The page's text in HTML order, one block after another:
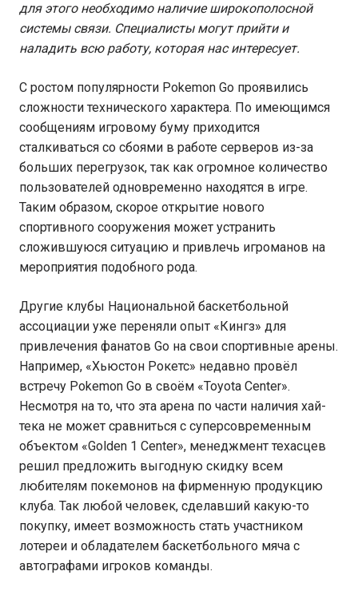
для этого необходимо наличие широкополосной
системы связи. Специалисты могут прийти и
наладить всю работу, которая нас интересует.
С ростом популярности Pokemon Go проявились
сложности технического характера. По имеющимся
сообщениям игровому буму приходится
сталкиваться со сбоями в работе серверов из-за
больших перегрузок, так как огромное количество
пользователей одновременно находятся в игре.
Таким образом, скорое открытие нового
спортивного сооружения может устранить
сложившуюся ситуацию и привлечь игроманов на
мероприятия подобного рода.
Другие клубы Национальной баскетбольной
ассоциации уже переняли опыт «Кингз» для
привлечения фанатов Go на свои спортивные арены.
Например, «Хьюстон Рокетс» недавно провёл
встречу Pokemon Go в своём «Toyota Center».
Несмотря на то, что эта арена по части наличия хай-
тека не может сравниться с суперсовременным
объектом «Golden 1 Center», менеджмент техасцев
решил предложить выгодную скидку всем
любителям покемонов на фирменную продукцию
клуба. Так любой человек, сделавший какую-то
покупку, имеет возможность стать участником
лотереи и обладателем баскетбольного мяча с
автографами игроков команды.